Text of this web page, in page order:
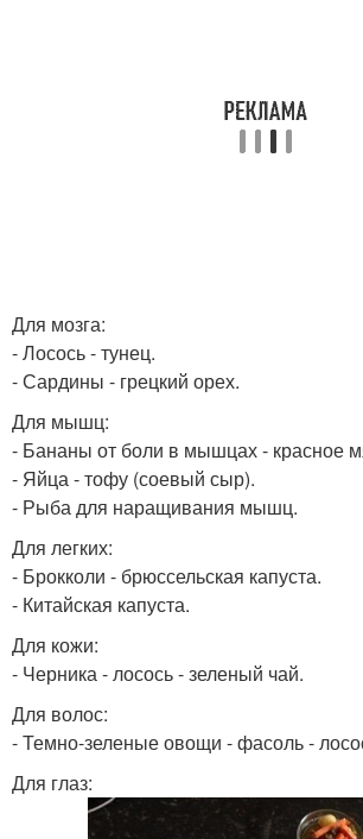
Для мозга:
- Лосось - тунец.
- Сардины - грецкий орех.
Для мышц:
- Бананы от боли в мышцах - красное
- Яйца - тофу (соевый сыр).
- Рыба для наращивания мышц.
Для легких:
- Брокколи - брюссельская капуста.
- Китайская капуста.
Для кожи:
- Черника - лосось - зеленый чай.
Для волос:
- Темно-зеленые овощи - фасоль -
Для глаз: